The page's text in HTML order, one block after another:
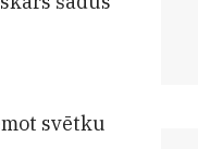
svētku